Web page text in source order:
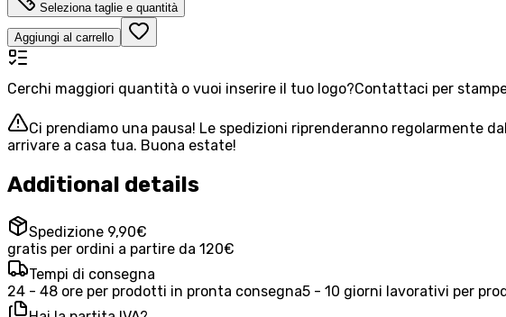
Seleziona taglie e quantità
Aggiungi al carrello
Cerchi maggiori quantità o vuoi inserire il tuo logo?Contattaci per
Ci prendiamo una pausa! Le spedizioni riprenderanno regolarmente
arrivare a casa tua. Buona estate!
Additional details
Spedizione 9,90€
gratis per ordini a partire da 120€
Tempi di consegna
24 - 48 ore per prodotti in pronta consegna5 - 10 giorni lavorativi per